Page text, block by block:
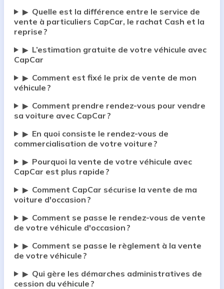
▶ Quelle est la différence entre le service de
vente à particuliers CapCar, le rachat Cash et la
reprise ?
▶ L’estimation gratuite de votre véhicule avec
CapCar
▶ Comment est fixé le prix de vente de mon
véhicule ?
▶ Comment prendre rendez-vous pour vendre
sa voiture avec CapCar ?
▶ En quoi consiste le rendez-vous de
commercialisation de votre voiture ?
▶ Pourquoi la vente de votre véhicule avec
CapCar est plus rapide ?
▶ Comment CapCar sécurise la vente de ma
voiture d'occasion ?
▶ Comment se passe le rendez-vous de vente
de votre véhicule d'occasion ?
▶ Comment se passe le règlement à la vente
de votre véhicule ?
▶ Qui gère les démarches administratives de
cession du véhicule ?